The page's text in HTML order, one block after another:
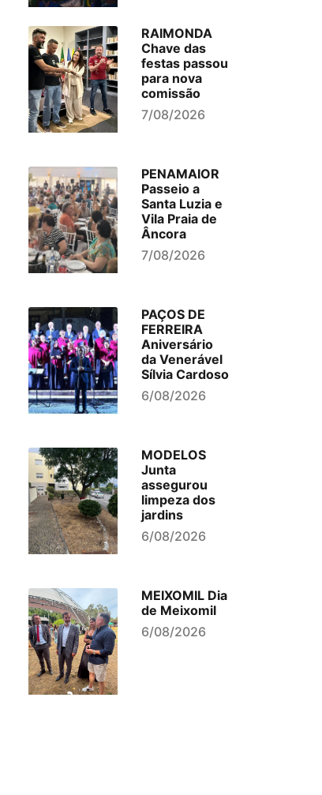
RAIMONDA
Chave das
festas passou
para nova
comissão
7/08/2026
PENAMAIOR
Passeio a
Santa Luzia e
Vila Praia de
Âncora
7/08/2026
PAÇOS DE
FERREIRA
Aniversário
da Venerável
Sílvia Cardoso
6/08/2026
MODELOS
Junta
assegurou
limpeza dos
jardins
6/08/2026
MEIXOMIL Dia
de Meixomil
6/08/2026